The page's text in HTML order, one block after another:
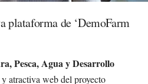
plataforma de ‘DemoFarm
Pesca, Agua y Desarrollo
atractiva web del proyecto